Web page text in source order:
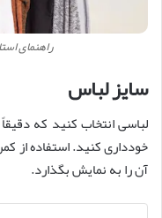
راهنمای
سایز لباس
لباسی انتخاب کنید که
خودداری کنید. استفاده از
آن را به نمایش بگذارد.